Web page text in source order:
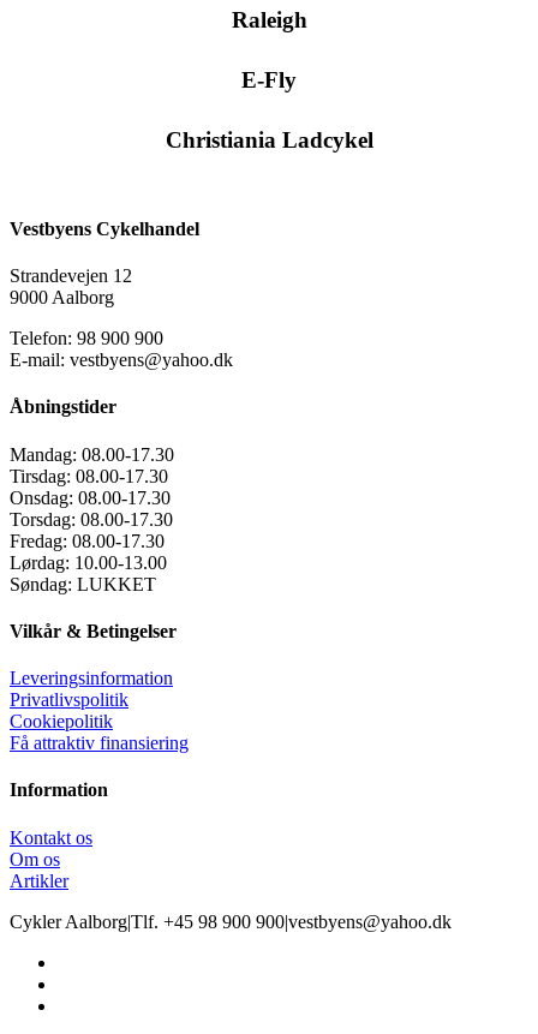
Raleigh
E-Fly
Christiania Ladcykel
Vestbyens Cykelhandel
Strandevejen 12
9000 Aalborg
Telefon: 98 900 900
E-mail: vestbyens@yahoo.dk
Åbningstider
Mandag: 08.00-17.30
Tirsdag: 08.00-17.30
Onsdag: 08.00-17.30
Torsdag: 08.00-17.30
Fredag: 08.00-17.30
Lørdag: 10.00-13.00
Søndag: LUKKET
Vilkår & Betingelser
Leveringsinformation
Privatlivspolitik
Cookiepolitik
Få attraktiv finansiering
Information
Kontakt os
Om os
Artikler
Cykler Aalborg|Tlf. +45 98 900 900|vestbyens@yahoo.dk